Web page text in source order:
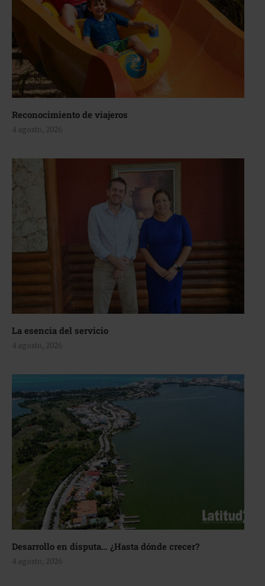
Reconocimiento de viajeros
4 agosto, 2026
La esencia del servicio
4 agosto, 2026
Desarrollo en disputa… ¿Hasta dónde crecer?
4 agosto, 2026